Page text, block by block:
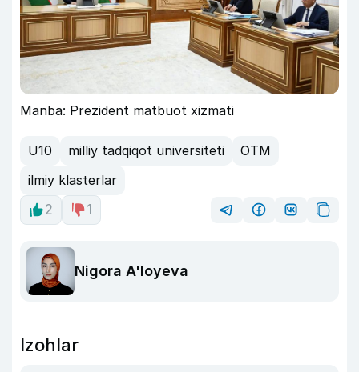
Manba: Prezident matbuot xizmati
U10 milliy tadqiqot universiteti
OTM
ilmiy klasterlar
2
1
Nigora A'loyeva
Izohlar